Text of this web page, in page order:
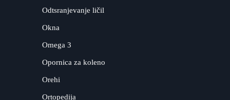
Odtsranjevanje ličil
Okna
Omega 3
Opornica za koleno
Orehi
Ortopedija